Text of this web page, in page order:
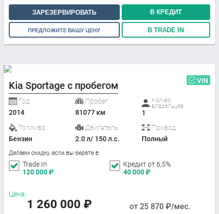
ЗАРЕЗЕРВИРОВАТЬ В КРЕДИТ
ПРЕДЛОЖИТЕ ВАШУ ЦЕНУ В TRADE IN
Kia Sportage с пробегом VIN
Год
2014
Пробег
81077 км
Кол-во
владельцев
1
Топливо
Бензин
Двигатель
2.0 л/ 150 л.с.
Привод
Полный
Делаем скидку, если вы берете в:
Trade In
120 000₽
Кредит от 6,5%
40 000₽
Цена:
1 260 000 ₽ от 25 870 ₽/мес.